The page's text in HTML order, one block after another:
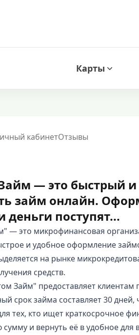
Карты
кабинетОтзывы
— это быстрый и
займ онлайн.
деньги поступят...
— это микрофинансовая
и удобное оформление
на рынке
средств.
Займ" предоставляет клиентам
срок займа составляет 30
тех, кто ищет краткосрочное
и вернуть её в удобное для